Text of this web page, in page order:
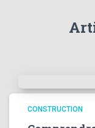
CONSTRUCTION